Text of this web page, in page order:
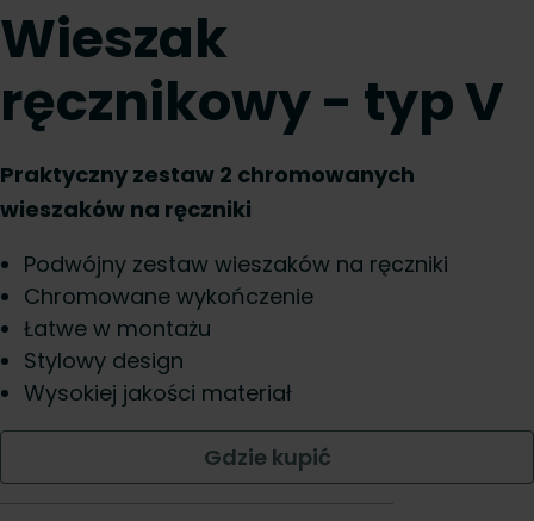
Wieszak
ręcznikowy - typ V
Praktyczny zestaw 2 chromowanych
wieszaków na ręczniki
Podwójny zestaw wieszaków na ręczniki
Chromowane wykończenie
Łatwe w montażu
Stylowy design
Wysokiej jakości materiał
Gdzie kupić